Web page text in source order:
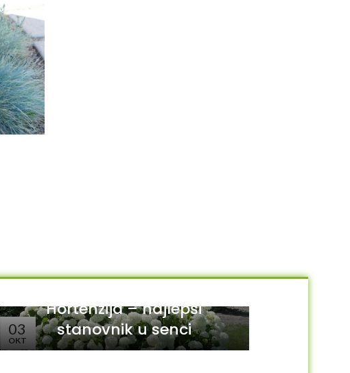
03
OKT
Hortenzija – najlepši
stanovnik u senci